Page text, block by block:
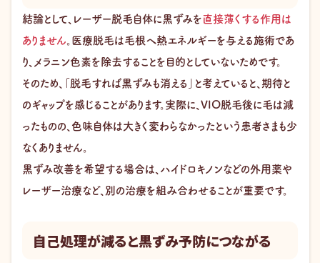
結論として、レーザー脱毛自体に黒ずみを直接薄くする作用は
ありません 。医療脱毛は毛根へ熱エネルギーを与える施術であ
り、メラニン色素を除去することを目的としていないためです。
そのため、「脱毛すれば黒ずみも消える」と考えていると、期待と
のギャップを感じることがあります。実際に、VIO脱毛後に毛は減
ったものの、色味自体は大きく変わらなかったという患者さまも少
なくありません。
黒ずみ改善を希望する場合は、ハイドロキノンなどの外用薬や
レーザー治療など、別の治療を組み合わせることが重要です。
自己処理が減ると黒ずみ予防につながる